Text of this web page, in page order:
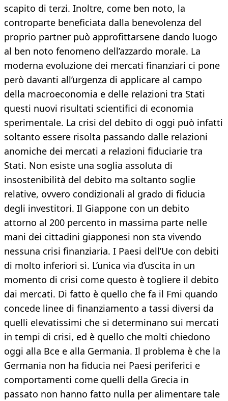
scapito di terzi. Inoltre, come ben noto, la
controparte beneficiata dalla benevolenza del
proprio partner può approfittarsene dando luogo
al ben noto fenomeno dell’azzardo morale. La
moderna evoluzione dei mercati finanziari ci pone
però davanti all’urgenza di applicare al campo
della macroeconomia e delle relazioni tra Stati
questi nuovi risultati scientifici di economia
sperimentale. La crisi del debito di oggi può infatti
soltanto essere risolta passando dalle relazioni
anomiche dei mercati a relazioni fiduciarie tra
Stati. Non esiste una soglia assoluta di
insostenibilità del debito ma soltanto soglie
relative, ovvero condizionali al grado di fiducia
degli investitori. Il Giappone con un debito
attorno al 200 percento in massima parte nelle
mani dei cittadini giapponesi non sta vivendo
nessuna crisi finanziaria. I Paesi dell’Ue con debiti
di molto inferiori sì. L’unica via d’uscita in un
momento di crisi come questo è togliere il debito
dai mercati. Di fatto è quello che fa il Fmi quando
concede linee di finanziamento a tassi diversi da
quelli elevatissimi che si determinano sui mercati
in tempi di crisi, ed è quello che molti chiedono
oggi alla Bce e alla Germania. Il problema è che la
Germania non ha fiducia nei Paesi periferici e
comportamenti come quelli della Grecia in
passato non hanno fatto nulla per alimentare tale